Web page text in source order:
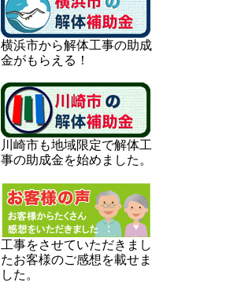
横浜市から解体工事の助成
金がもらえる！
川崎市も地域限定で解体工
事の助成金を始めました。
工事をさせていただきまし
たお客様のご感想を載せま
した。